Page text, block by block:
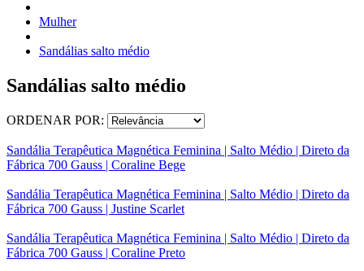
Mulher
Sandálias salto médio
Sandálias salto médio
ORDENAR POR:
Sandália Terapêutica Magnética Feminina | Salto Médio | Direto da
Fábrica 700 Gauss | Coraline Bege
Sandália Terapêutica Magnética Feminina | Salto Médio | Direto da
Fábrica 700 Gauss | Justine Scarlet
Sandália Terapêutica Magnética Feminina | Salto Médio | Direto da
Fábrica 700 Gauss | Coraline Preto